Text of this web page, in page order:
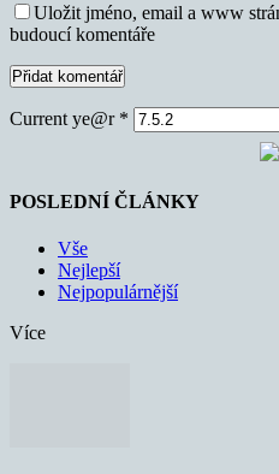
Uložit jméno, email a www
budoucí komentáře
Current ye@r *
POSLEDNÍ ČLÁNKY
Vše
Nejlepší
Nejpopulárnější
Více